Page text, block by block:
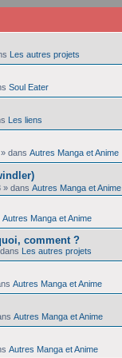
Les autres projets
Soul Eater
Les liens
» dans Autres Manga et Anime
» dans Autres Manga et Anime
Autres Manga et Anime
comment ?
Les autres projets
Autres Manga et Anime
Autres Manga et Anime
Autres Manga et Anime